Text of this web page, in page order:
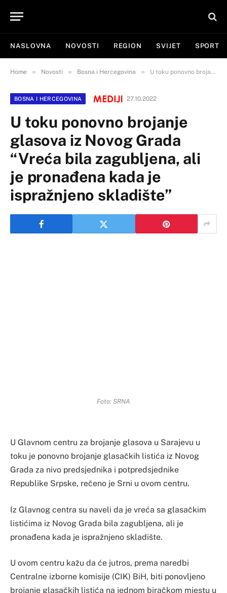
NASLOVNA NOVOSTI REGION SVIJET SPORT
Home » Novosti » Bosna i Hercegovina » U toku ponovno brojanje glasova iz Novog Grada “Vreća bila zagubljena, ali je pronađena kada je ispražnjeno skladište”
BOSNA I HERCEGOVINA 27.10.2022
U toku ponovno brojanje
glasova iz Novog Grada
“Vreća bila zagubljena, ali
je pronađena kada je
ispražnjeno skladište”
Foto: SRNA
U Glavnom centru za brojanje glasova u Sarajevu u
toku je ponovno brojanje glasačkih listića iz Novog
Grada za nivo predsjednika i potpredsjednike
Republike Srpske, rečeno je Srni u ovom centru.
Iz Glavnog centra su naveli da je vreća sa glasačkim
listićima iz Novog Grada bila zagubljena, ali je
pronađena kada je ispražnjeno skladište.
U ovom centru kažu da će jutros, prema naredbi
Centralne izborne komisije (CIK) BiH, biti ponovljeno
brojanje glasačkih listića na jednom biračkom mjestu u